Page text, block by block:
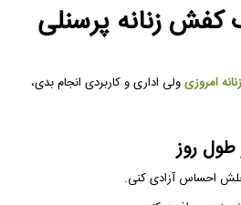
زنانه پرسنلی
امروزیولی اداری و کاربردی انجام بدی،
احساس آزادی کنی.